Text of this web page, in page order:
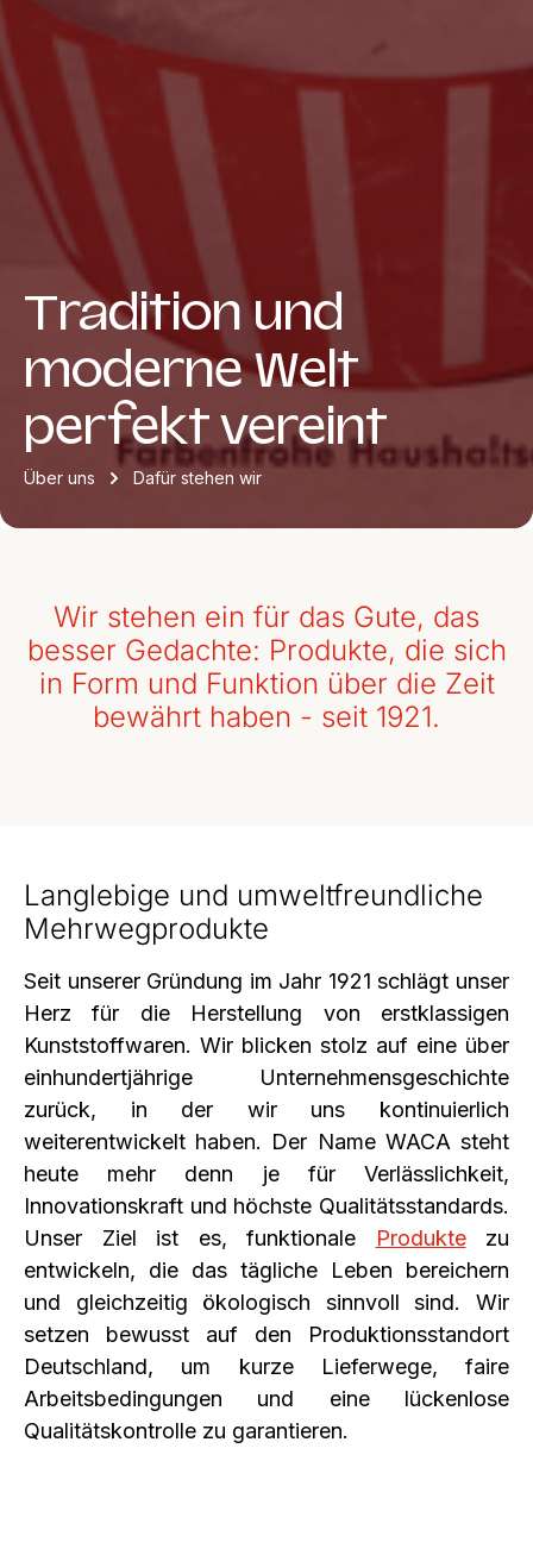
Tradition und
moderne Welt
perfekt vereint
Über uns Dafür stehen wir
Wir stehen ein für das Gute, das
besser Gedachte: Produkte, die sich
in Form und Funktion über die Zeit
bewährt haben - seit 1921.
Langlebige und umweltfreundliche
Mehrwegprodukte
Seit unserer Gründung im Jahr 1921 schlägt unser
Herz für die Herstellung von erstklassigen
Kunststoffwaren. Wir blicken stolz auf eine über
einhundertjährige Unternehmensgeschichte
zurück, in der wir uns kontinuierlich
weiterentwickelt haben. Der Name WACA steht
heute mehr denn je für Verlässlichkeit,
Innovationskraft und höchste Qualitätsstandards.
Unser Ziel ist es, funktionale
Produktezu
entwickeln, die das tägliche Leben bereichern
und gleichzeitig ökologisch sinnvoll sind. Wir
setzen bewusst auf den Produktionsstandort
Deutschland, um kurze Lieferwege, faire
Arbeitsbedingungen und eine lückenlose
Qualitätskontrolle zu garantieren.